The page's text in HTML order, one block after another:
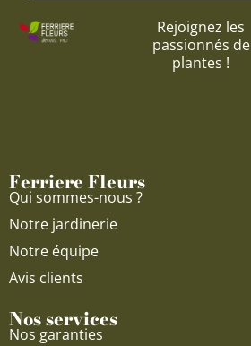
Rejoignez les
passionnés de
plantes !
Ferriere Fleurs
Qui sommes-nous ?
Notre jardinerie
Notre équipe
Avis clients
Nos services
Nos garanties